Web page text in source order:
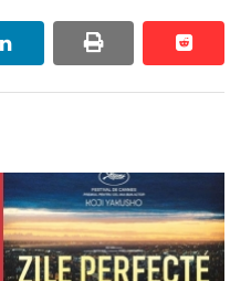
linkedin print reddit
reddit